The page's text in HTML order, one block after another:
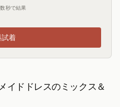
秒で結果
着
イドドレスのミックス＆